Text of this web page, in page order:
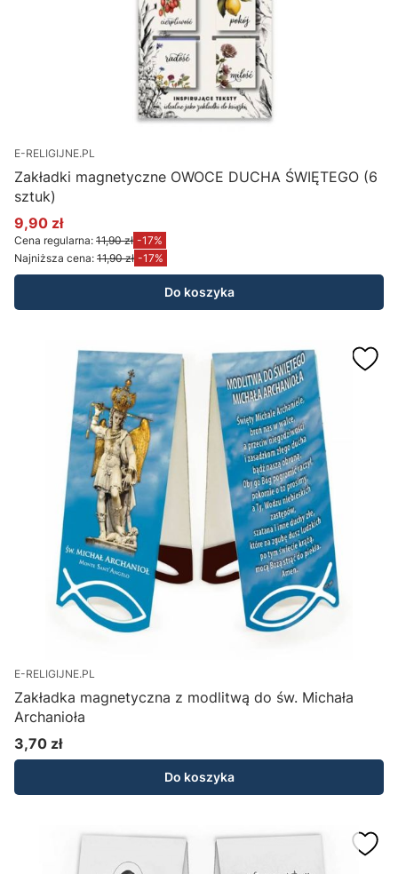
E-RELIGIJNE.PL
Zakładki magnetyczne OWOCE DUCHA ŚWIĘTEGO (6
sztuk)
Cena promocyjna
9,90 zł
Cena regularna: 11,90 zł -17%
Najniższa cena: 11,90 zł -17%
Do koszyka
E-RELIGIJNE.PL
Zakładka magnetyczna z modlitwą do św. Michała
Archanioła
Cena
3,70 zł
Do koszyka